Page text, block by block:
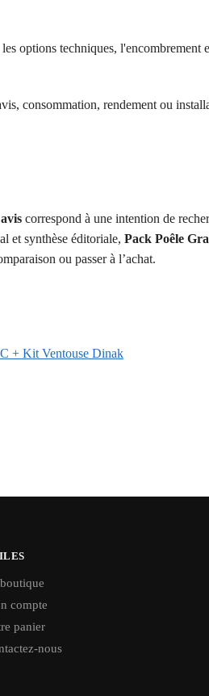
options techniques, l'encombrement
consommation, rendement ou
correspond à une intention de
et synthèse éditoriale, Pack Poêle
ou passer à l’achat.
+ Kit Ventouse Dinak
compte
panier
nous